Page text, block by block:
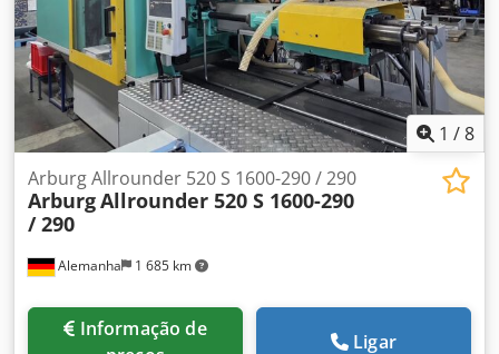
1 /8
Alemanha 1 685 km
Arburg Allrounder 520 S 1600-290 / 290
ArburgAllrounder 520 S 1600-290
/ 290
Ligar